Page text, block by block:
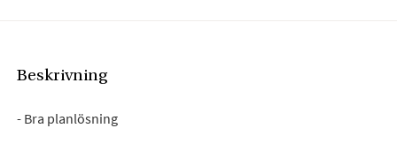
Beskrivning
- Bra planlösning